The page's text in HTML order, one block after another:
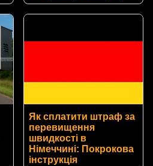
Як сплатити штраф за
перевищення
швидкості в
Німеччині: Покрокова
інструкція